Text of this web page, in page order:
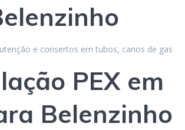
e consertos em tubos, canos de gas
PEX em
Belenzinho